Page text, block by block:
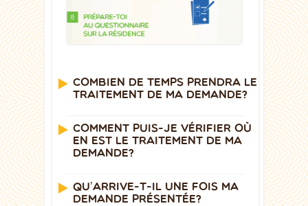
COMBIEN DE TEMPS PRENDRA LE
TRAITEMENT DE MA DEMANDE?
COMMENT PUIS-JE VÉRIFIER OÙ
EN EST LE TRAITEMENT DE MA
DEMANDE?
QU’ARRIVE-T-IL UNE FOIS MA
DEMANDE PRÉSENTÉE?